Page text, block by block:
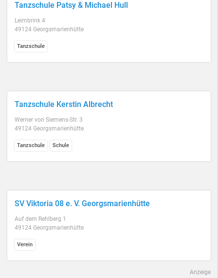
Tanzschule Patsy & Michael Hull
Leimbrink 4
49124 Georgsmarienhütte
Tanzschule
Tanzschule Kerstin Albrecht
Werner von Siemens-Str. 3
49124 Georgsmarienhütte
Tanzschule Schule
SV Viktoria 08 e. V. Georgsmarienhütte
Auf dem Rehlberg 1
49124 Georgsmarienhütte
Verein
Anzeige